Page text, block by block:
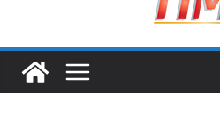
รฟท. เปิดเวทีรับฟังความคิด
โครงการรถไฟฟ้าสายสีแดง
เดินหน้าพัฒนาโครงการบน
ส่วนร่วม
เจบีซี มวยอาชีพแห่งญี่ปุ่น พ
“เสี่ยนริส”แนะเพิ่มไฟท์แฟ็ก